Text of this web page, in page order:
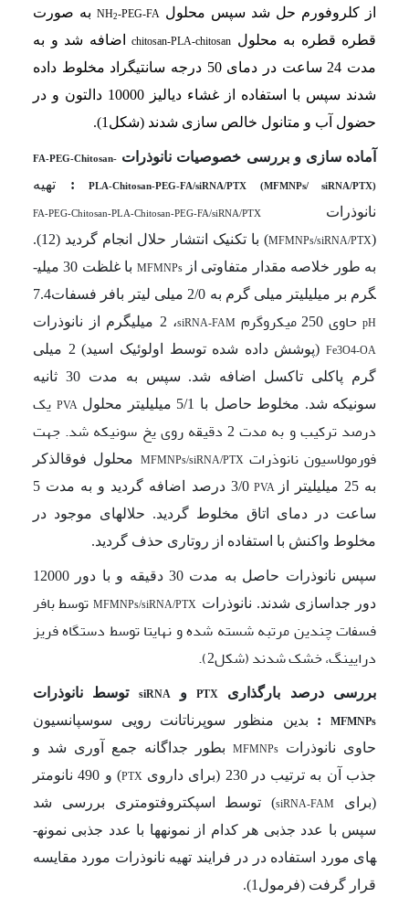
از کلروفورم حل شد سپس محلول
NH2-PEG-FA
به صورت
قطره قطره به محلول chitosan-PLA-chitosan
اضافه شد و به
مدت 24 ساعت در دمای 50 درجه سانتی­گراد مخلوط داده
شدند سپس با استفاده از غشاء دیالیز 10000 دالتون و در
حضول آب و متانول خالص سازی شدند (شکل1).
آماده سازی و بررسی خصوصیات نانوذرات FA-PEG-Chitosan-
PLA-Chitosan-PEG-FA/siRNA/PTX (MFMNPs/ siRNA/PTX)
: تهیه
نانوذرات
FA-PEG-Chitosan-PLA-Chitosan-PEG-FA/siRNA/PTX
(
MFMNPs/siRNA/PTX
) با تکنیک انتشار حلال انجام گردید (12).
به طور خلاصه مقدار متفاوتی ازMFMNPs
با غلظت 30 میلی­
گرم بر میلی­لیتر میلی گرم به 2/0 میلی لیتر بافر فسفات7.4
pH حاوی 250 میکروگرم siRNA-FAM، 2 میلیگرم از نانوذرات
Fe3O4-OA
(پوشش داده شده توسط اولوئیک اسید) 2 میلی
گرم پاکلی تاکسل اضافه شد. سپس به مدت 30 ثانیه
سونیکه شد. مخلوط حاصل با 5/1 میلی­لیتر محلول PVA یک
درصد ترکیب و به مدت 2 دقیقه روی یخ سونیکه شد. جهت
فورمولاسیوننانوذراتMFMNPs/siRNA/PTX
محلول فوق­الذکر
به 25 میلی­لیتر از
PVA
3/0 درصد اضافه گردید و به مدت 5
ساعت در دمای اتاق مخلوط گردید. حلال­های موجود در
مخلوط واکنش با استفاده از روتاری حذف گردید.
سپس نانوذرات حاصل به مدت 30 دقیقه و با دور 12000
دور جداسازی شدند. نانوذرات MFMNPs/siRNA/PTX توسط بافر
فسفات چندین مرتبه شسته شده و نهایتا توسط دستگاه فریز
درایینگ، خشک شدند (شکل2).
بررسی درصد بارگذاری PTXو siRNA توسط نانوذرات
MFMNPs
: بدین منظور سوپرناتانت رویی سوسپانسیون
حاوی نانوذرات MFMNPs بطور جداگانه جمع آوری شد و
جذب آن به ترتیب در 230 (برای داروی
PTX
) و 490 نانومتر
(برای
siRNA-FAM
) توسط اسپکتروفتومتری بررسی شد
سپس با عدد جذبی هر کدام از نمونه­ها با عدد جذبی نمونه­
های مورد استفاده در در فرایند تهیه نانوذرات مورد مقایسه
قرار گرفت (فرمول1).